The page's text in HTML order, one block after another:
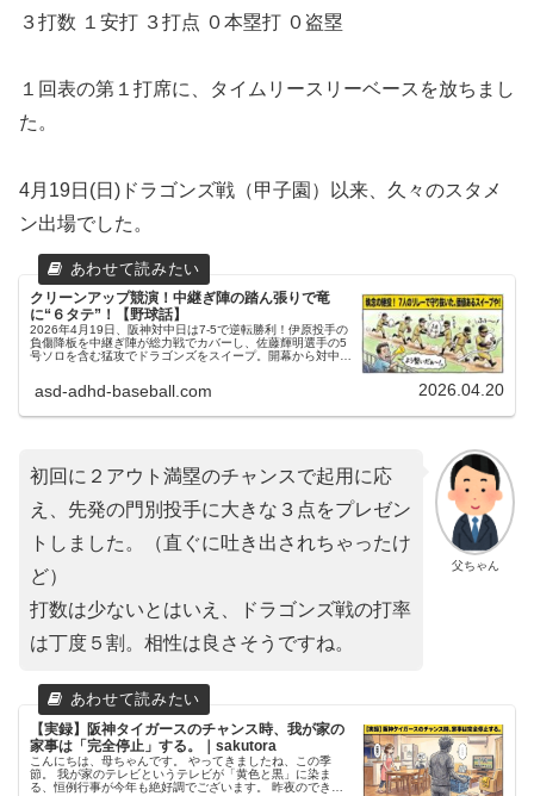
３打数 １安打 ３打点 ０本塁打 ０盗塁
１回表の第１打席に、タイムリースリーベースを放ちまし
た。
4月19日(日)ドラゴンズ戦（甲子園）以来、久々のスタメ
ン出場でした。
クリーンアップ競演！中継ぎ陣の踏ん張りで竜
に“６タテ”！【野球話】
2026年4月19日、阪神対中日は7-5で逆転勝利！伊原投手の
負傷降板を中継ぎ陣が総力戦でカバーし、佐藤輝明選手の5
号ソロを含む猛攻でドラゴンズをスイープ。開幕から対中日
asd-adhd-baseball.com 2026.04.20
父ちゃん
初回に２アウト満塁のチャンスで起用に応
え、先発の門別投手に大きな３点をプレゼン
トしました。（直ぐに吐き出されちゃったけ
ど）
打数は少ないとはいえ、ドラゴンズ戦の打率
は丁度５割。相性は良さそうですね。
【実録】阪神タイガースのチャンス時、我が家の
家事は「完全停止」する。｜sakutora
こんにちは、母ちゃんです。 やってきましたね、この季
節。 我が家のテレビというテレビが「黄色と黒」に染ま
る、恒例行事が今年も絶好調でございます。 昨夜のできご